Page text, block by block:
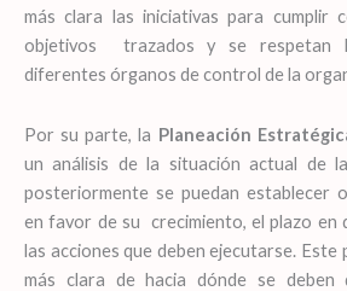
más clara las iniciativas para cumplir
objetivos trazados y se respetan
diferentes órganos de control de la
Por su parte, la Planeación
un análisis de la situación actual de
posteriormente se puedan establecer
en favor de su crecimiento, el plazo en
las acciones que deben ejecutarse.
más clara de hacia dónde se deben